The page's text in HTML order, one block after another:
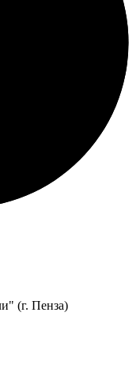
(г. Пенза)